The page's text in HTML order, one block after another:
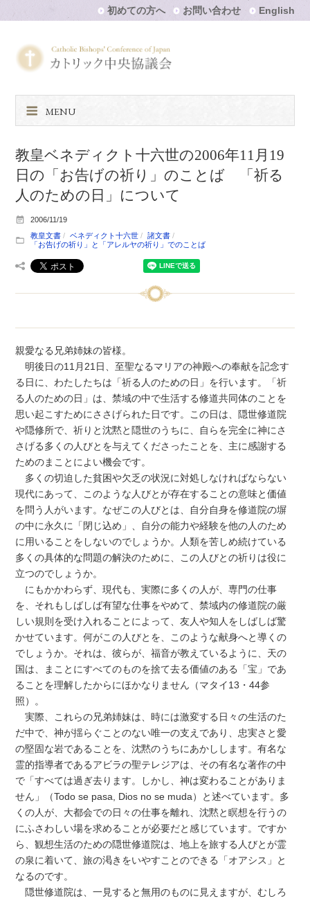
初めての方へ お問い合わせ English
MENU
教皇ベネディクト十六世の2006年11月19
日の「お告げの祈り」のことば 「祈る
人のための日」について
2006/11/19
教皇文書
ベネディクト十六世
諸文書
「お告げの祈り」と「アレルヤの祈り」でのことば
親愛なる兄弟姉妹の皆様。
明後日の11月21日、至聖なるマリアの神殿への奉献を記念す
る日に、わたしたちは「祈る人のための日」を行います。「祈
る人のための日」は、禁域の中で生活する修道共同体のことを
思い起こすためにささげられた日です。この日は、隠世修道院
や隠修所で、祈りと沈黙と隠世のうちに、自らを完全に神にさ
さげる多くの人びとを与えてくださったことを、主に感謝する
ためのまことによい機会です。
多くの切迫した貧困や欠乏の状況に対処しなければならない
現代にあって、このような人びとが存在することの意味と価値
を問う人がいます。なぜこの人びとは、自分自身を修道院の塀
の中に永久に「閉じ込め」、自分の能力や経験を他の人のため
に用いることをしないのでしょうか。人類を苦しめ続けている
多くの具体的な問題の解決のために、この人びとの祈りは役に
立つのでしょうか。
にもかかわらず、現代も、実際に多くの人が、専門の仕事
を、それもしばしば有望な仕事をやめて、禁域内の修道院の厳
しい規則を受け入れることによって、友人や知人をしばしば驚
かせています。何がこの人びとを、このような献身へと導くの
でしょうか。それは、彼らが、福音が教えているように、天の
国は、まことにすべてのものを捨て去る価値のある「宝」であ
ることを理解したからにほかなりません（マタイ13・44参
照）。
実際、これらの兄弟姉妹は、時には激変する日々の生活のた
だ中で、神が揺らぐことのない唯一の支えであり、忠実さと愛
の堅固な岩であることを、沈黙のうちにあかしします。有名な
霊的指導者であるアビラの聖テレジアは、その有名な著作の中
で「すべては過ぎ去ります。しかし、神は変わることがありま
せん」（Todo se pasa, Dios no se muda）と述べています。多
くの人が、大都会での日々の仕事を離れ、沈黙と瞑想を行うの
にふさわしい場を求めることが必要だと感じています。ですか
ら、観想生活のための隠世修道院は、地上を旅する人びとが霊
の泉に着いて、旅の渇きをいやすことのできる「オアシス」と
なるのです。
隠世修道院は、一見すると無用のものに見えますが、むしろ